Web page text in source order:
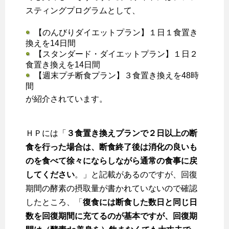
スティングプログラムとして、
【のんびりダイエットプラン】１日１食置き
換えを14日間
【スタンダード・ダイエットプラン】１日２
食置き換えを14日間
【週末プチ断食プラン】３食置き換えを48時
間
が紹介されています。
ＨＰには「 ３食置き換えプランで２日以上の断
食を行った場合は、断食終了後は消化の良いも
のを食べて徐々にならしながら通常の食事に戻
してください。」と記載があるのですが、回復
期間の酵素の摂取量が書かれていないので確認
したところ、「 復食には断食した数日と同じ日
数を回復期間に充てるのが基本ですが、回復期